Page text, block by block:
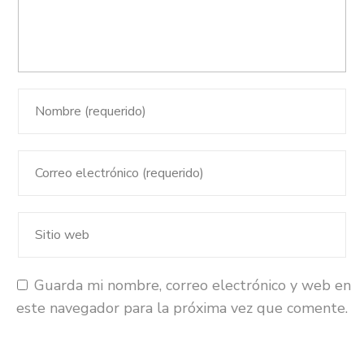
Guarda mi nombre, correo electrónico y web en
este navegador para la próxima vez que comente.